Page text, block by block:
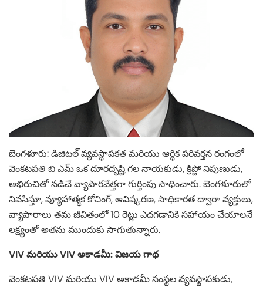
బెంగళూరు: డిజిటల్ వ్యవస్థాపకత మరియు ఆర్థిక పరివర్తన రంగంలో
వెంకటపతి బి ఎమ్ ఒక దూరదృష్టి గల నాయకుడు, క్రిప్టో నిపుణుడు,
అభిరుచితో నడిచే వ్యాపారవేత్తగా గుర్తింపు సాధించారు. బెంగళూరులో
నివసిస్తూ, వ్యూహాత్మక కోచింగ్, ఆవిష్కరణ, సాధికారత ద్వారా వ్యక్తులు,
వ్యాపారాలు తమ జీవితంలో 10 రెట్లు ఎదగడానికి సహాయం చేయాలనే
లక్ష్యంతో అతను ముందుకు సాగుతున్నారు.
VIV మరియు VIV అకాడమీ: విజయ గాథ
వెంకటపతి VIV మరియు VIV అకాడమీ సంస్థల వ్యవస్థాపకుడు,